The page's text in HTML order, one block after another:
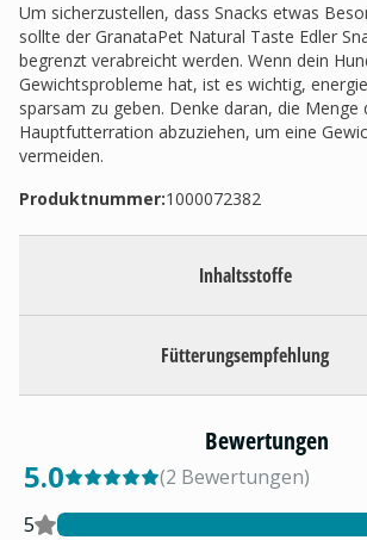
Um sicherzustellen, dass Snacks etwas
sollte der GranataPet Natural Taste Edler
begrenzt verabreicht werden. Wenn dein
Gewichtsprobleme hat, ist es wichtig,
sparsam zu geben. Denke daran, die Menge
Hauptfutterration abzuziehen, um eine
vermeiden.
Produktnummer:1000072382
Inhaltsstoffe
Fütterungsempfehlung
Bewertungen
5.0 (2 Bewertungen)
5